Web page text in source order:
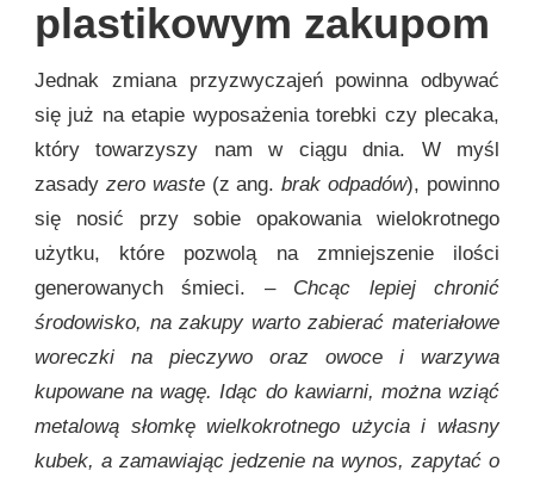
plastikowym zakupom
Jednak zmiana przyzwyczajeń powinna odbywać
się już na etapie wyposażenia torebki czy plecaka,
który towarzyszy nam w ciągu dnia. W myśl
zasady zero waste (z ang. brak odpadów), powinno
się nosić przy sobie opakowania wielokrotnego
użytku, które pozwolą na zmniejszenie ilości
generowanych śmieci. – Chcąc lepiej chronić
środowisko, na zakupy warto zabierać materiałowe
woreczki na pieczywo oraz owoce i warzywa
kupowane na wagę. Idąc do kawiarni, można wziąć
metalową słomkę wielkokrotnego użycia i własny
kubek, a zamawiając jedzenie na wynos, zapytać o